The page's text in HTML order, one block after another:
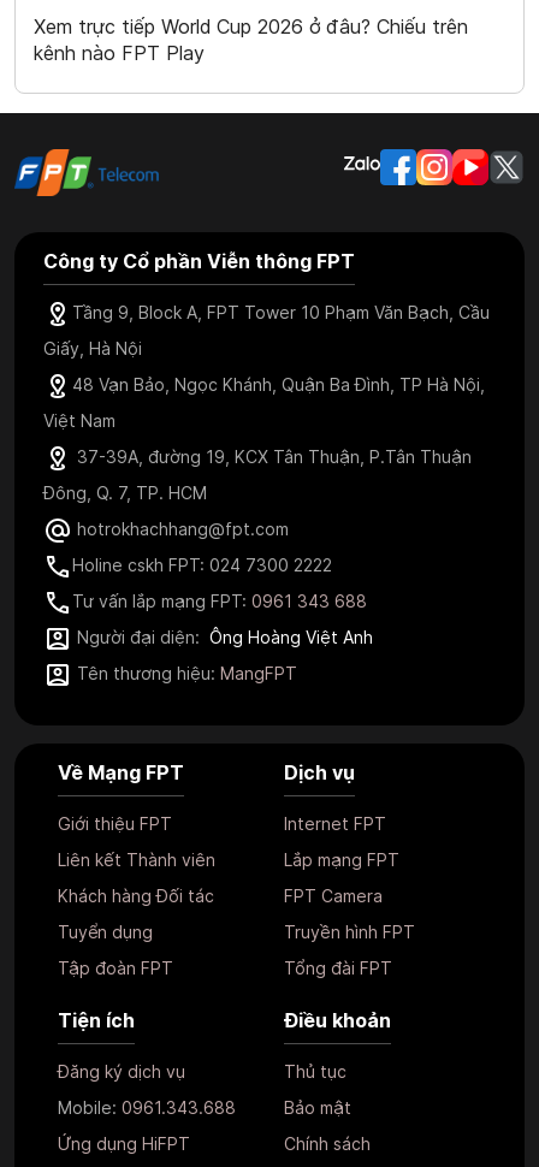
Xem trực tiếp World Cup 2026 ở đâu? Chiếu trên
kênh nào FPT Play
Công ty Cổ phần Viễn thông FPT
Tầng 9, Block A, FPT Tower 10 Phạm Văn Bạch, Cầu
Giấy, Hà Nội
48 Vạn Bảo, Ngọc Khánh, Quận Ba Đình, TP Hà Nội,
Việt Nam
37-39A, đường 19, KCX Tân Thuận, P.Tân Thuận
Đông, Q. 7, TP. HCM
hotrokhachhang@fpt.com
Holine cskh FPT: 024 7300 2222
Tư vấn lắp mạng FPT: 0961 343 688
Người đại diện: Ông Hoàng Việt Anh
Tên thương hiệu: MangFPT
Về Mạng FPT
Giới thiệu FPT
Liên kết Thành viên
Khách hàng Đối tác
Tuyển dụng
Tập đoàn FPT
Dịch vụ
Internet FPT
Lắp mạng FPT
FPT Camera
Truyền hình FPT
Tổng đài FPT
Tiện ích
Đăng ký dịch vụ
Mobile: 0961.343.688
Ứng dụng HiFPT
Điều khoản
Thủ tục
Bảo mật
Chính sách